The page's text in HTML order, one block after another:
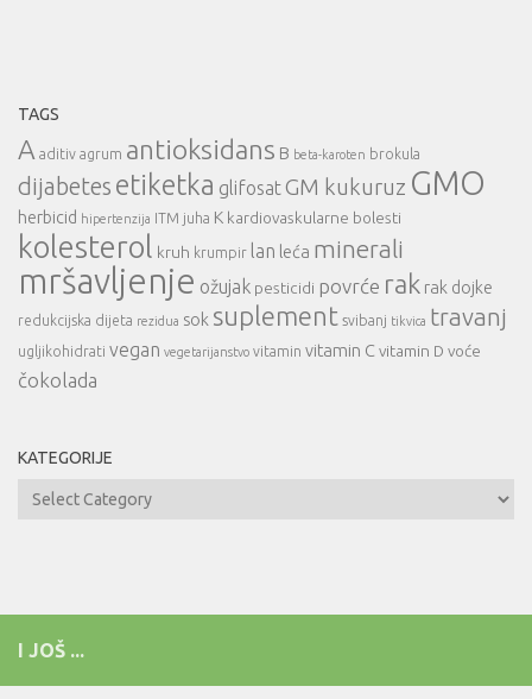
TAGS
A aditiv agrum antioksidans B beta-karoten brokula
dijabetes etiketka glifosatGM kukuruz GMO
herbicid hipertenzija ITM juha K kardiovaskularne bolesti
kolesterol kruh krumpir lan leća minerali
mršavljenje ožujak pesticidi povrće rak rak dojke
redukcijska dijeta rezidua sok suplement svibanj tikvica travanj
ugljikohidrati vegan vegetarijanstvo vitamin vitamin C vitamin D voće
čokolada
KATEGORIJE
Kategorije
I JOŠ ...